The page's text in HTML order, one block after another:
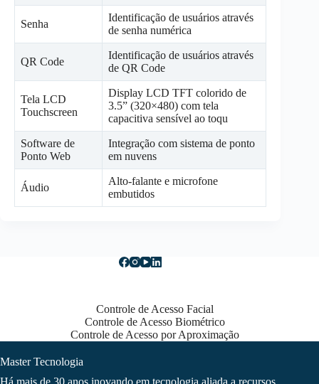
Senha
Identificação de usuários através
de senha numérica
QR Code
Identificação de usuários através
de QR Code
Tela LCD
Touchscreen
Display LCD TFT colorido de
3.5” (320×480) com tela
capacitiva sensível ao toqu
Software de
Ponto Web
Integração com sistema de ponto
em nuvens
Áudio
Alto-falante e microfone
embutidos
Controle de Acesso Facial
Controle de Acesso Biométrico
Controle de Acesso por Aproximação
Master Tecnologia
Há mais de 30 anos inovando em tecnologia aliada a recursos